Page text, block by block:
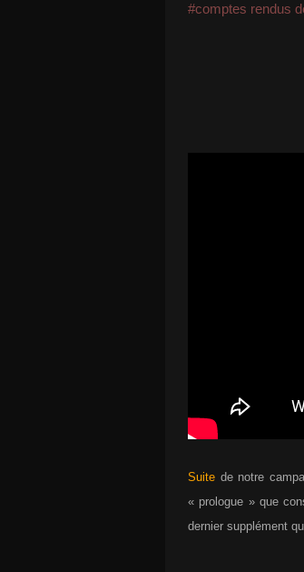
#comptes rendus
Suite de notre
« prologue » que
dernier supplément